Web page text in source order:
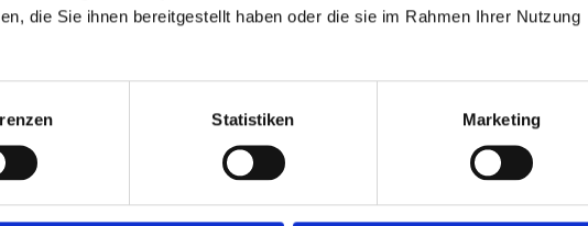
die Sie ihnen bereitgestellt haben oder die sie im Rahmen Ihrer Nutzung
Statistiken Marketing
Energieausweis
Heizung
Befeuerung